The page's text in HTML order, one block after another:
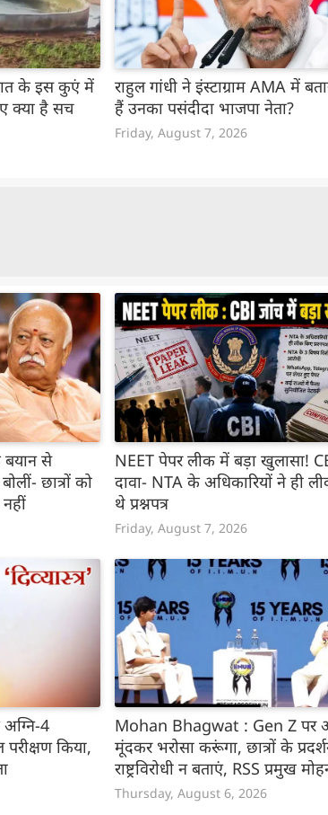
के इस कुएं में
क्या है सच
राहुल गांधी ने इंस्टाग्राम AMA में
हैं उनका पसंदीदा भाजपा नेता?
Friday, August 7, 2026
बयान से
छात्रों को
NEET पेपर लीक में बड़ा खुलासा!
दावा- NTA के अधिकारियों ने ही
थे प्रश्नपत्र
Friday, August 7, 2026
4
किया,
Mohan Bhagwat : Gen Z
मूंदकर भरोसा करूंगा, छात्रों के
राष्ट्रविरोधी न बताएं, RSS प्रमुख
भागवत का बड़ा बयान, चीन और
Thursday, August 6, 2026